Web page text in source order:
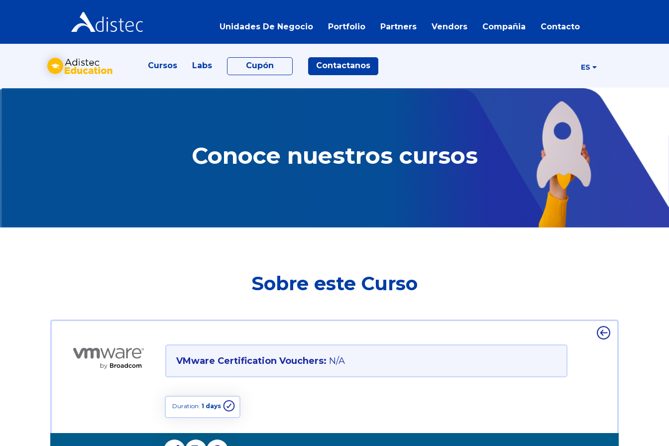
Unidades De Negocio Portfolio Partners Vendors Compañia Contacto
Cursos Labs Cupón Contactanos ES
Conoce nuestros cursos
Sobre este Curso
VMware Certification Vouchers: N/A
Duration:1 days